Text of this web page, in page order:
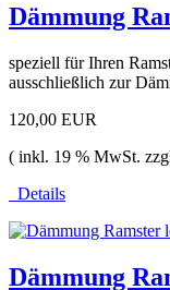
Dämmung
speziell für Ihren
ausschließlich zur
120,00 EUR
( inkl. 19 % MwSt.
Details
Dämmung